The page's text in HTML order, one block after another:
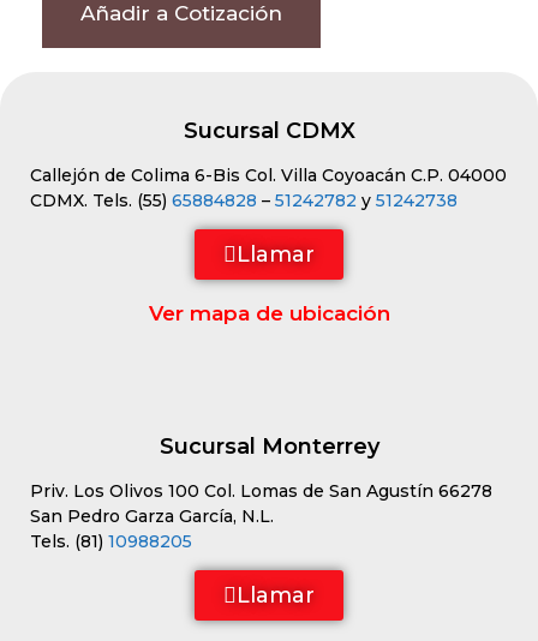
Añadir a Cotización
Sucursal CDMX
Callejón de Colima 6-Bis Col. Villa Coyoacán C.P. 04000
CDMX. Tels. (55) 65884828 – 51242782 y 51242738
Llamar
Ver mapa de ubicación
Sucursal Monterrey
Priv. Los Olivos 100 Col. Lomas de San Agustín 66278
San Pedro Garza García, N.L.
Tels. (81) 10988205
Llamar